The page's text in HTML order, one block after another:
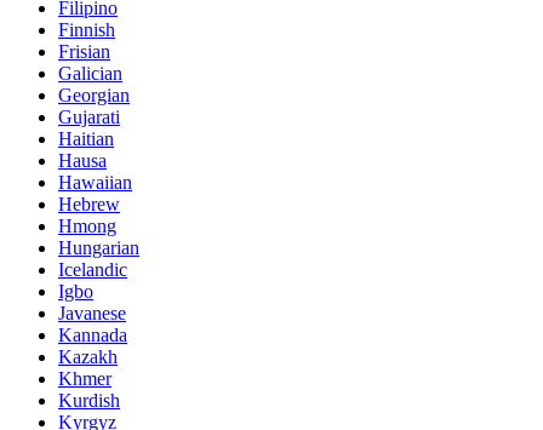
Filipino
Finnish
Frisian
Galician
Georgian
Gujarati
Haitian
Hausa
Hawaiian
Hebrew
Hmong
Hungarian
Icelandic
Igbo
Javanese
Kannada
Kazakh
Khmer
Kurdish
Kyrgyz